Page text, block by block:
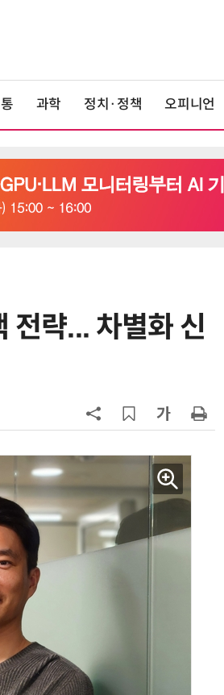
과학 정치·정책 오피니언
전략... 차별화 신
LGU+, AIDC에 2조 투자…“외부 조
도화 사업 계약
올해 600억 투입
9
쿠팡플레이, 이강인 데뷔전 직관 팬
에 '역조공' 선물 쏜다
라이엇게임즈, 더현대 서울서 역대
최대 TFT 축제…신규 세트 '신비의
숲' 띄운다